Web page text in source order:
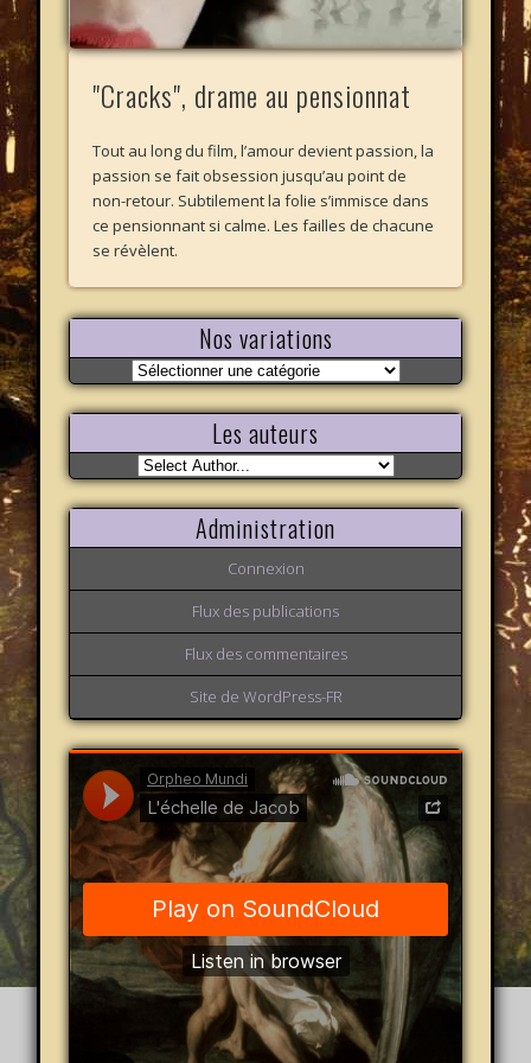
"Cracks", drame au pensionnat
Tout au long du film, l’amour devient passion, la
passion se fait obsession jusqu’au point de
non-retour. Subtilement la folie s’immisce dans
ce pensionnant si calme. Les failles de chacune
se révèlent.
Nos variations
Nos
variations
Les auteurs
Administration
Connexion
Flux des publications
Flux des commentaires
Site de WordPress-FR